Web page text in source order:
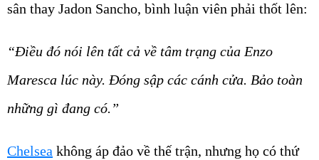
sân thay Jadon Sancho, bình luận viên phải thốt lên:
“Điều đó nói lên tất cả về tâm trạng của Enzo
Maresca lúc này. Đóng sập các cánh cửa. Bảo toàn
những gì đang có.”
Chelsea không áp đảo về thế trận, nhưng họ có thứ